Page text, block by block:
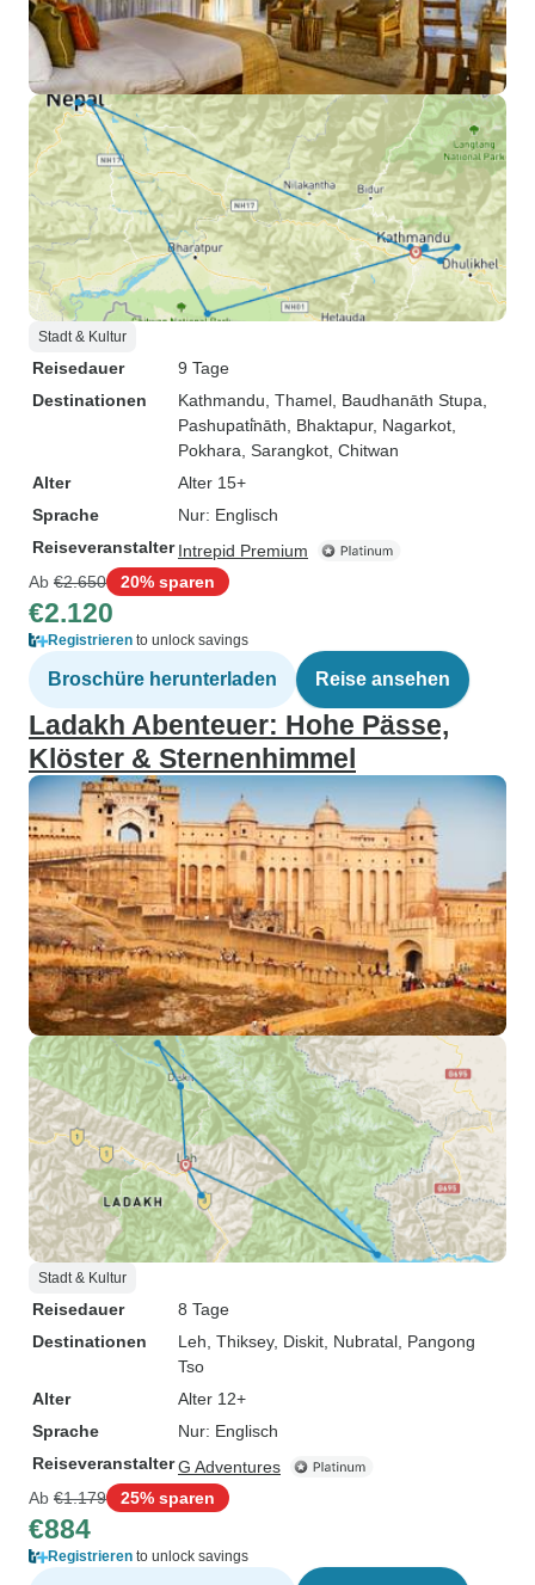
Stadt & Kultur
Reisedauer
9 Tage
Destinationen
Kathmandu , Thamel , Baudhanāth Stupa
Pashupati̇̄nāth , Bhaktapur, Nagarkot
Pokhara , Sarangkot , Chitwan
Alter
Alter 15+
Sprache
Nur: Englisch
Reiseveranstalter Intrepid Premium
Ab €2.650 20% sparen
€2.120
Registrieren to unlock savings
Broschüre herunterladen Reise ansehen
Ladakh Abenteuer: Hohe Pässe,
Klöster & Sternenhimmel
Stadt & Kultur
Reisedauer
8 Tage
Destinationen
Leh , Thiksey, Diskit , Nubratal , Pangong
Tso
Alter
Alter 12+
Sprache
Nur: Englisch
ReiseveranstalterG Adventures
Ab €1.179 25% sparen
€884
Registrieren to unlock savings